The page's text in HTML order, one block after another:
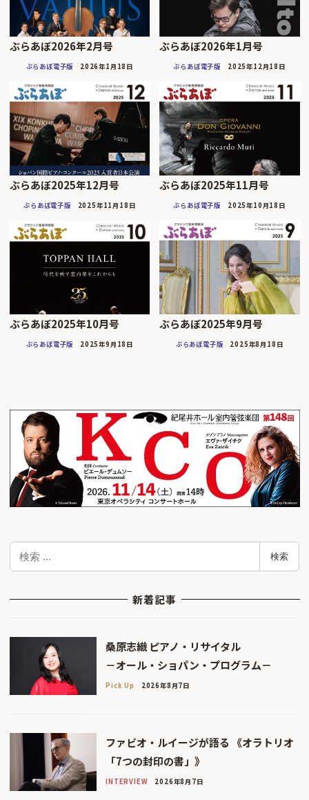
ぶらあぼ2026年2月号
ぶらあぼ電子版 2026年1月18日
ぶらあぼ2026年1月号
ぶらあぼ電子版 2025年12月18日
ぶらあぼ2025年12月号
ぶらあぼ電子版 2025年11月18日
ぶらあぼ2025年11月号
ぶらあぼ電子版 2025年10月18日
ぶらあぼ2025年10月号
ぶらあぼ電子版 2025年9月18日
ぶらあぼ2025年9月号
ぶらあぼ電子版 2025年8月18日
検
検索
新着記事
桑原志織 ピアノ・リサイタル
－オール・ショパン・プログラム－
Pick Up 2026年8月7日
ファビオ・ルイージが語る 《オラトリオ
「7つの封印の書」》
INTERVIEW 2026年8月7日